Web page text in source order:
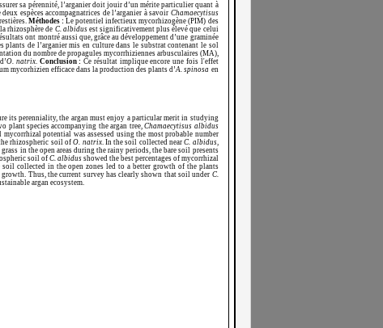
sa pérennité, l’arganier doit jouir d’un mérite particulier quant à
espèces accompagnatrices de l’arganier à savoir Chamaecytisus
Méthodes : Le potentiel infectieux mycorhizogène (PIM) des
rhizosphère de C. albidusest significativement plus élevé que celui
ont montré aussi que, grâce au développement d’une graminée
plants de l’arganier mis en culture dans le substrat contenant le sol
du nombre de propagules mycorrhiziennes arbusculaires (MA),
O. natrix. Conclusion : Ce résultat implique encore une fois l'effet
mycorhizien efficace dans la production des plants d’A. spinosa en
its perenniality, the argan must enjoy a particular merit in studying
plant species accompanying the argan tree,Chamaecytisus albidus
mycorrhizal potential was assessed using the most probable number
rhizospheric soil ofO. natrix. In the soil collected nearC. albidus,
grass in the open areas during the rainy periods, the bare soil presents
soil of C. albidusshowed the best percentages of mycorrhizal
collected in the open zones led to a better growth of the plants
Thus, the current survey has clearly shown that soil under C.
argan ecosystem.